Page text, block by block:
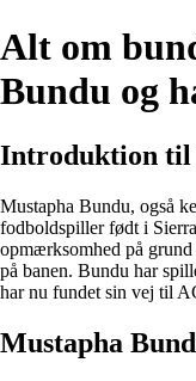
Alt om
Bundu og
Introduktion til
Mustapha Bundu, også
fodboldspiller født i
opmærksomhed på
på banen. Bundu har
har nu fundet sin vej til
Mustapha